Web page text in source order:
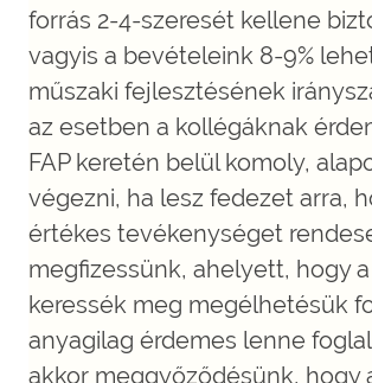
forrás 2-4-szeresét kellene
vagyis a bevételeink 8-9%
műszaki fejlesztésének
az esetben a kollégáknak
FAP keretén belül komoly,
végezni, ha lesz fedezet arra,
értékes tevékenységet
megfizessünk, ahelyett, hogy
keressék meg megélhetésük
anyagilag érdemes lenne
akkor meggyőződésünk, hogy